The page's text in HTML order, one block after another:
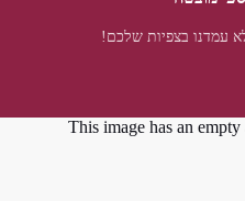
עמדנו בצפיות שלכם!